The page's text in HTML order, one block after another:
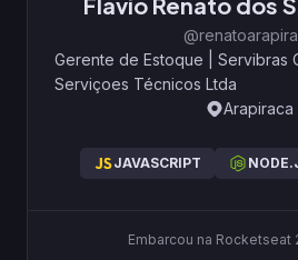
Gerente de Estoque
Servibras
Serviçoes Técnicos Ltda
Arapiraca
JAVASCRIPT
Embarcou na Rocketseat